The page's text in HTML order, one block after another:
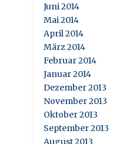
Juni 2014
Mai 2014
April 2014
März 2014
Februar 2014
Januar 2014
Dezember 2013
November 2013
Oktober 2013
September 2013
August 2013